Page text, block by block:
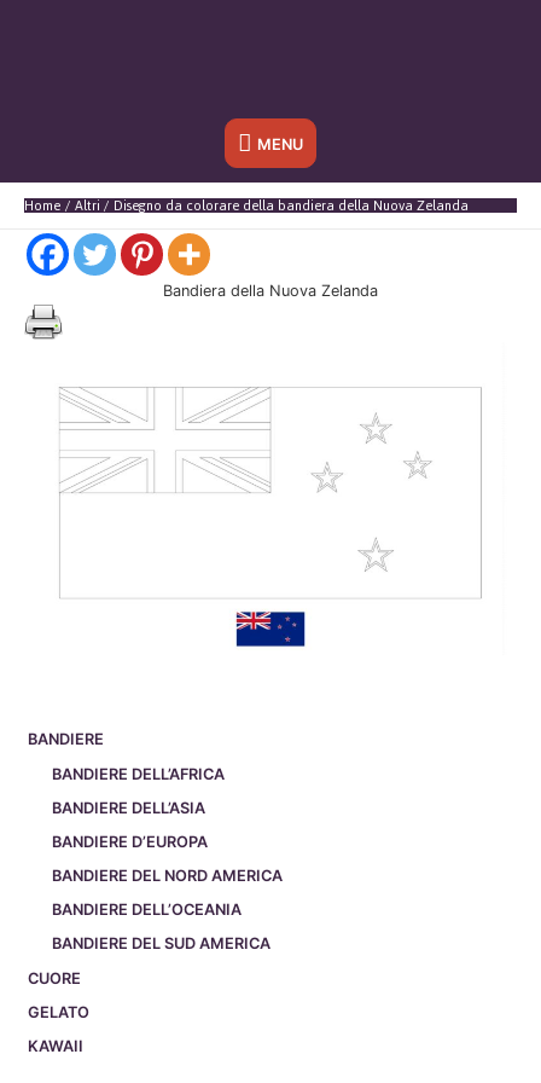
Sotto
l'header
MENU
Home Altri Disegno da colorare della bandiera della Nuova Zelanda
BANDIERE
BANDIERE DELL’AFRICA
BANDIERE DELL’ASIA
BANDIERE D’EUROPA
BANDIERE DEL NORD AMERICA
BANDIERE DELL’OCEANIA
BANDIERE DEL SUD AMERICA
CUORE
GELATO
KAWAII
Bandiera della Nuova Zelanda